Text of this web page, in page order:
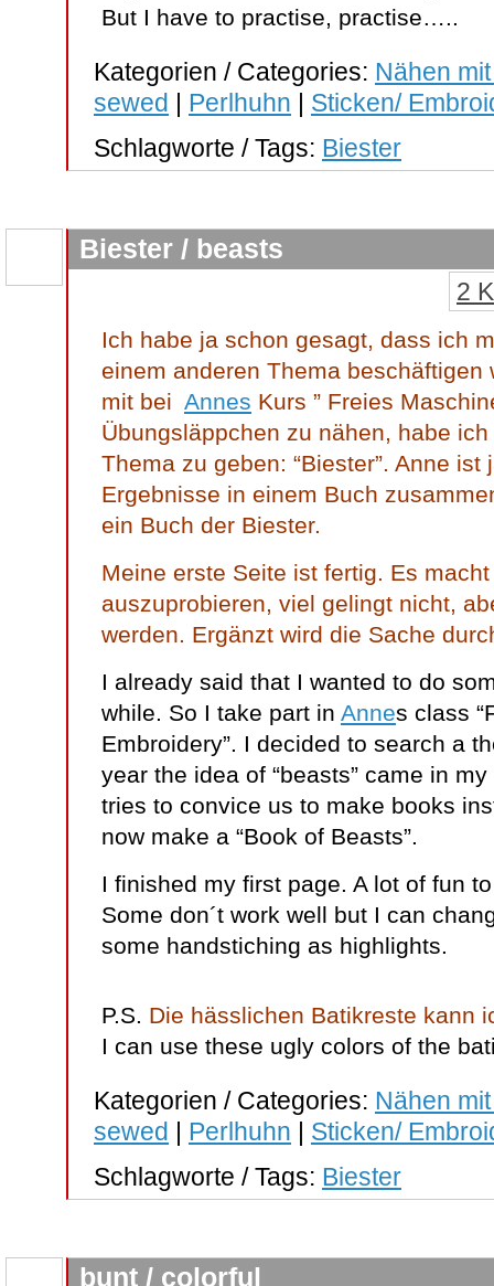
But I have to practise, practise…..
Kategorien / Categories: Nähen
sewed | Perlhuhn | Sticken/
Schlagworte / Tags: Biester
Biester / beasts
2
Ich habe ja schon gesagt, dass ich
einem anderen Thema beschäftigen
mit bei Annes Kurs ” Freies
Übungsläppchen zu nähen, habe
Thema zu geben: “Biester”. Anne
Ergebnisse in einem Buch
ein Buch der Biester.
Meine erste Seite ist fertig. Es
auszuprobieren, viel gelingt nicht,
werden. Ergänzt wird die Sache
I already said that I wanted to do
while. So I take part in Annes class
Embroidery”. I decided to search a
year the idea of “beasts” came in
tries to convice us to make books
now make a “Book of Beasts”.
I finished my first page. A lot of fun
Some don´t work well but I can
some handstiching as highlights.
P.S. Die hässlichen Batikreste kann
I can use these ugly colors of the
Kategorien / Categories: Nähen
sewed | Perlhuhn | Sticken/
Schlagworte / Tags: Biester
bunt / colorful